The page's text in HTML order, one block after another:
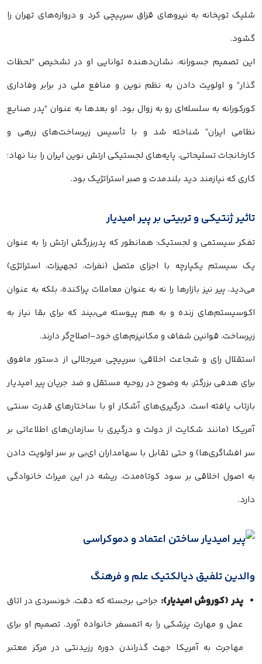
شلیک توپخانه به نیروهای قزاق سرپیچی کرد و دروازه‌های تهران را
گشود.
این تصمیم جسورانه، نشان‌دهنده توانایی او در تشخیص “لحظات
گذار” و اولویت دادن به نظم نوین و منافع ملی در برابر وفاداری
کورکورانه به سلسله‌ای رو به زوال بود. او بعدها به عنوان “پدر صنایع
نظامی ایران” شناخته شد و با تأسیس زیرساخت‌های زرهی و
کارخانجات تسلیحاتی، پایه‌های لجستیکی ارتش نوین ایران را بنا نهاد؛
کاری که نیازمند دید بلندمدت و صبر استراتژیک بود.
تاثیر ژنتیکی و تربیتی بر پیر امیدیار
تفکر سیستمی و لجستیک: همانطور که پدربزرگش ارتش را به عنوان
یک سیستم یکپارچه با اجزای متصل (نفرات، تجهیزات، استراتژی)
می‌دید، پیر نیز بازارها را نه به عنوان معاملات پراکنده، بلکه به عنوان
اکوسیستم‌های زنده و به هم پیوسته می‌بیند که برای بقا نیاز به
زیرساخت، قوانین شفاف و مکانیزم‌های خود-اصلاح‌گر دارند.
استقلال رای و شجاعت اخلاقی: سرپیچی میرجلالی از دستور مافوق
برای هدفی بزرگتر، به وضوح در روحیه مستقل و ضد جریان پیر امیدیار
بازتاب یافته است. درگیری‌های آشکار او با ساختارهای قدرت سنتی
آمریکا (مانند شکایت از دولت و درگیری با سازمان‌های اطلاعاتی بر
سر افشاگری‌ها) و حتی تقابل با سهامداران ای‌بی بر سر اولویت دادن
به اصول اخلاقی بر سود کوتاه‌مدت، ریشه در این میراث خانوادگی
دارد.
والدین تلفیق دیالکتیک علم و فرهنگ
پدر (کوروش امیدیار): جراحی برجسته که دقت، خونسردی در اتاق
عمل و مهارت پزشکی را به اتمسفر خانواده آورد. تصمیم او برای
مهاجرت به آمریکا جهت گذراندن دوره رزیدنتی در مرکز معتبر